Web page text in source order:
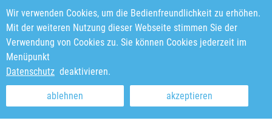
akzeptieren
ablehnen
Wir verwenden Cookies, um die Bedienfreundlichkeit zu erhöhen.
Mit der weiteren Nutzung dieser Webseite stimmen Sie der
Verwendung von Cookies zu. Sie können Cookies jederzeit im
Menüpunkt
Datenschutz deaktivieren.
Sie sind hier:
innerbetrieblichen Gesundheitsmanagement
Qualifizierungsbedarfe im innerbetrieblichen
Gesundheitsmanagement